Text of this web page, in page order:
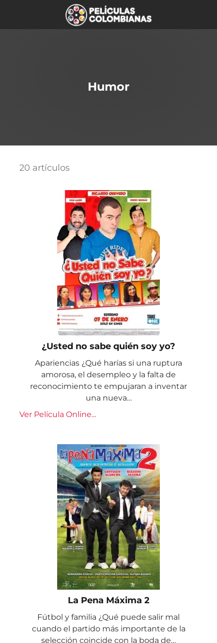
Humor
20 artículos
¿Usted no sabe quién soy yo?
Apariencias ¿Qué harías si una ruptura
amorosa, el desempleo y la falta de
reconocimiento te empujaran a inventar
una nueva…
Ver Película Online...
La Pena Máxima 2
Fútbol y familia ¿Qué puede salir mal
cuando el partido más importante de la
selección coincide con la boda de…